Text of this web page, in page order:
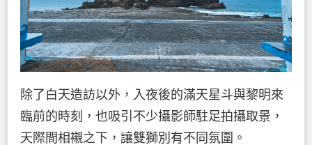
除了白天造訪以外，入夜後的滿天星斗與黎明來
臨前的時刻，也吸引不少攝影師駐足拍攝取景，
天際間相襯之下，讓雙獅別有不同氛圍。